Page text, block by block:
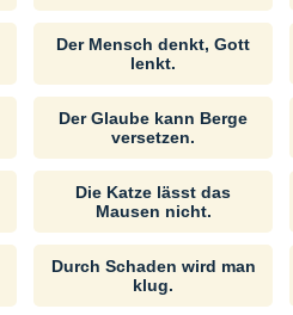
Der Mensch denkt, Gott
lenkt.
Der Glaube kann Berge
versetzen.
Die Katze lässt das
Mausen nicht.
Durch Schaden wird man
klug.